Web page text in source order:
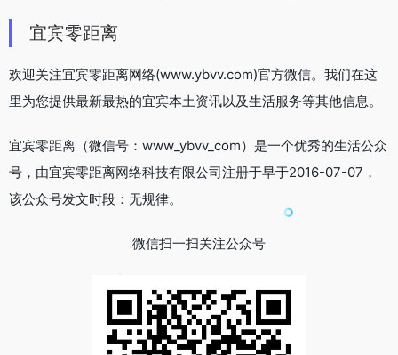
宜宾零距离
欢迎关注宜宾零距离网络(www.ybvv.com)官方微信。我们在这
里为您提供最新最热的宜宾本土资讯以及生活服务等其他信息。
宜宾零距离（微信号：www_ybvv_com）是一个优秀的生活公众
号，由宜宾零距离网络科技有限公司注册于早于2016-07-07，
该公众号发文时段：无规律。
微信扫一扫关注公众号